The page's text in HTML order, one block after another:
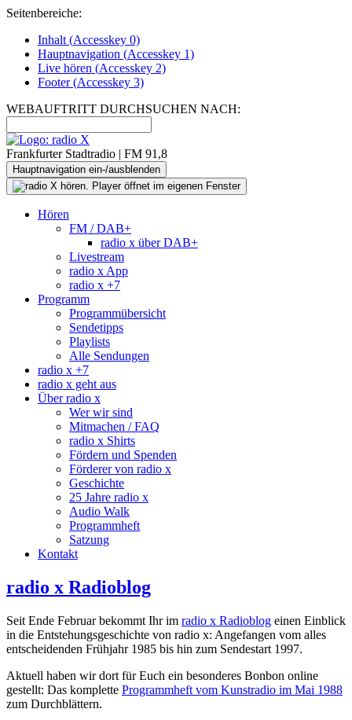
Seitenbereiche:
Inhalt (Accesskey 0)
Hauptnavigation (Accesskey 1)
Live hören (Accesskey 2)
Footer(Accesskey 3)
WEBAUFTRITT DURCHSUCHEN NACH:
Frankfurter Stadtradio | FM 91,8
Hauptnavigation ein-/ausblenden
Hören
FM / DAB+
radio x über DAB+
Livestream
radio x App
radio x +7
Programm
Programmübersicht
Sendetipps
Playlists
Alle Sendungen
radio x +7
radio x geht aus
Über radio x
Wer wir sind
Mitmachen / FAQ
radio x Shirts
Fördern und Spenden
Förderer von radio x
Geschichte
25 Jahre radio x
Audio Walk
Programmheft
Satzung
Kontakt
radio x Radioblog
Seit Ende Februar bekommt Ihr im radio x Radioblog einen Einblick
in die Entstehungsgeschichte von radio x: Angefangen vom alles
entscheidenden Frühjahr 1985 bis hin zum Sendestart 1997.
Aktuell haben wir dort für Euch ein besonderes Bonbon online
gestellt: Das komplette Programmheft vom Kunstradio im Mai 1988
zum Durchblättern.